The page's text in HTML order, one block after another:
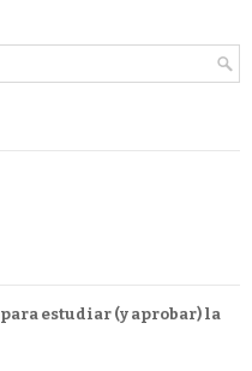
estudiar (y aprobar) la